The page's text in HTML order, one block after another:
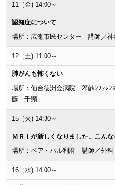
11（金) 14:00～
認知症について
場所：広瀬市民センター 講師／
12（土) 11:00～
肺がんも怖くない
場所：仙台徳洲会病院 2階ｶﾝﾌｧﾚ
藤 千顕
15（火) 14:30～
ＭＲＩが新しくなりました。こん
場所：ペア・パル利府 講師／外
16（水) 14:00～